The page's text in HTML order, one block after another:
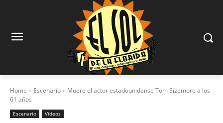
Home Escenario
Muere el actor estadounidense Tom Sizemore a los
61 años
Escenario Videos